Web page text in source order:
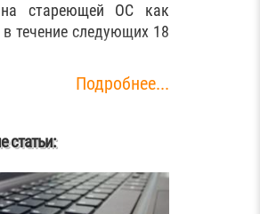
на стареющей ОС как
течение следующих 18
Подробнее...
статьи: